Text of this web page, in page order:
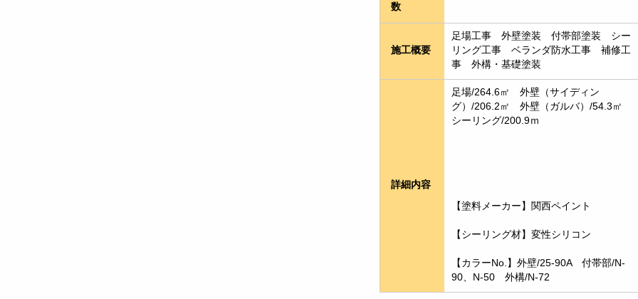
数
施工概要
足場工事　外壁塗装　付帯部塗装　シー
リング工事　ベランダ防水工事　補修工
事　外構・基礎塗装
詳細内容
足場/264.6㎡　外壁（サイディン
グ）/206.2㎡　外壁（ガルバ）/54.3㎡
シーリング/200.9ｍ
【塗料メーカー】関西ペイント
【シーリング材】変性シリコン
【カラーNo.】外壁/25-90A　付帯部/N-
90、N-50　外構/N-72